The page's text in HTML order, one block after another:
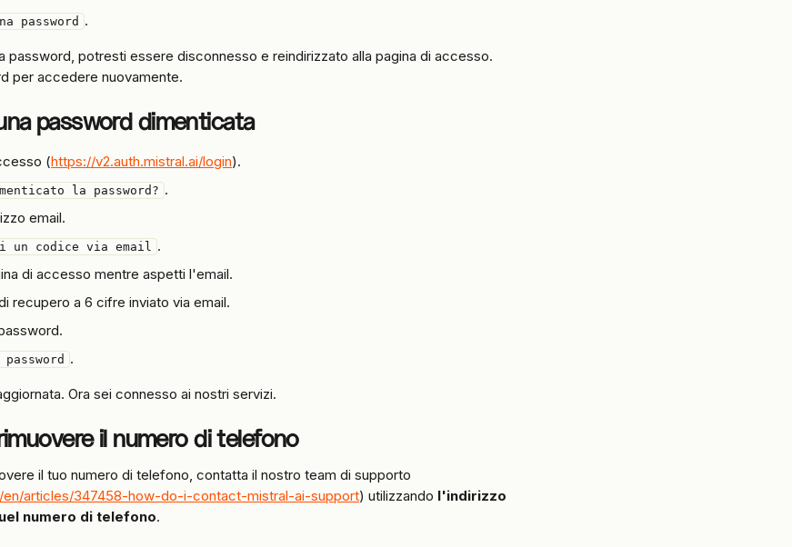
password .
password, potresti essere disconnesso e reindirizzato alla pagina di accesso.
per accedere nuovamente.
password dimenticata
(https://v2.auth.mistral.ai/login).
la password? .
email.
un codice via email .
di accesso mentre aspetti l'email.
recupero a 6 cifre inviato via email.
password .
Ora sei connesso ai nostri servizi.
il numero di telefono
il tuo numero di telefono, contatta il nostro team di supporto
en/articles/347458-how-do-i-contact-mistral-ai-support) utilizzando l'indirizzo
numero di telefono.